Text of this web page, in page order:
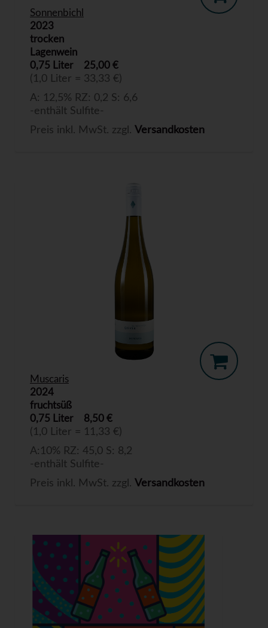
Sonnenbichl
2023
trocken
Lagenwein
0,75 Liter
25,00 €
(1,0 Liter = 33,33 €)
A: 12,5% RZ: 0,2 S: 6,6
-enthält Sulfite-
Preis inkl. MwSt. zzgl. Versandkosten
Muscaris
2024
fruchtsüß
0,75 Liter
8,50 €
(1,0 Liter = 11,33 €)
A:10% RZ: 45,0 S: 8,2
-enthält Sulfite-
Preis inkl. MwSt. zzgl. Versandkosten